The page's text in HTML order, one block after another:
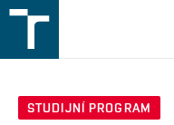
v
STUDIJNÍ PROGRAM